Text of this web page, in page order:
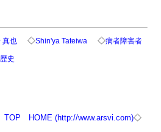
真也 ◇Shin'ya Tateiwa ◇病者障害者
史
TOP HOME (http://www.arsvi.com)◇